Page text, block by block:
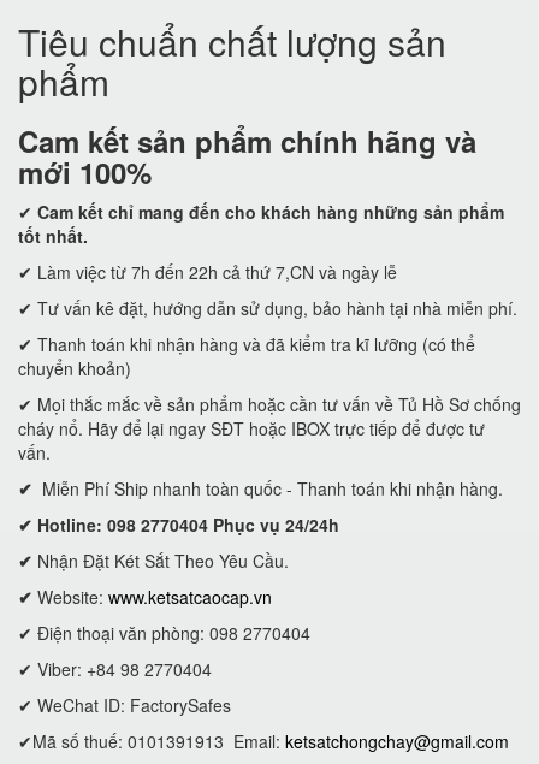
Tiêu chuẩn chất lượng sản
phẩm
Cam kết sản phẩm chính hãng và
mới 100%
✔ Cam kết chỉ mang đến cho khách hàng những sản phẩm
tốt nhất.
✔ Làm việc từ 7h đến 22h cả thứ 7,CN và ngày lễ
✔ Tư vấn kê đặt, hướng dẫn sử dụng, bảo hành tại nhà miễn phí.
✔ Thanh toán khi nhận hàng và đã kiểm tra kĩ lưỡng (có thể
chuyển khoản)
✔ Mọi thắc mắc về sản phẩm hoặc cần tư vấn về Tủ Hồ Sơ chống
cháy nổ. Hãy để lại ngay SĐT hoặc IBOX trực tiếp để được tư
vấn.
✔ Miễn Phí Ship nhanh toàn quốc - Thanh toán khi nhận hàng.
✔ Hotline: 098 2770404 Phục vụ 24/24h
✔ Nhận Đặt Két Sắt Theo Yêu Cầu.
✔ Website: www.ketsatcaocap.vn
✔ Điện thoại văn phòng: 098 2770404
✔ Viber: +84 98 2770404
✔ WeChat ID: FactorySafes
✔Mã số thuế: 0101391913 Email: ketsatchongchay@gmail.com